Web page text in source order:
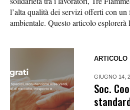
l’alta qualità dei servizi offerti con un
ambientale. Questo articolo esplorerà
ARTICOLO
GIUGNO 14,
Soc.